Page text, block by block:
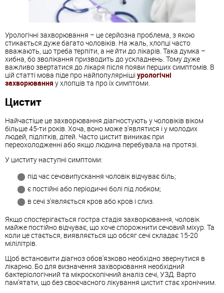
Урологічні захворювання – це серйозна проблема, з якою
стикається дуже багато чоловіків. На жаль, хлопці часто
вважають, що треба терпіти, а не йти до лікарів. Така думка –
хибна, бо зволікання призводить до ускладнень. Тому дуже
важливо звертатися до лікаря після появи перших симптомів. В
цій статті мова піде про найпопулярніші урологічні
захворювання у хлопців та про їх симптоми.
Цистит
Найчастіше це захворювання діагностують у чоловіків віком
більше 45-ти років. Хоча, воно може з'являтися і у молодих
людей, підлітків, дітей. Часто цистит виникає при
переохолодженні або якщо людина перебувала на протязі.
У циститу наступні симптоми:
під час сечовипускання чоловік відчуває біль;
є постійні або періодичні болі під лобком;
в сечі з'являється кров або кров і слиз.
Якщо спостерігається гостра стадія захворювання, чоловік
майже постійно відчуває, що хоче спорожнити сечовий міхур. Та
коли це стається, виявляється що обсяг сечі складає 15-20
мілілітрів.
Щоб встановити діагноз обов'язково необхідно звернутися в
лікарню. Бо для визначення захворювання необхідний
бактеріологічний та мікроскопічний аналіз сечі, УЗД. Варто
пам'ятати, що без своєчасного лікування цистит стає хронічним.